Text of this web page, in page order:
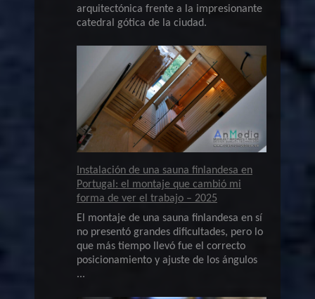
arquitectónica frente a la impresionante
catedral gótica de la ciudad.
Instalación de una sauna finlandesa en
Portugal: el montaje que cambió mi
forma de ver el trabajo – 2025
El montaje de una sauna finlandesa en sí
no presentó grandes dificultades, pero lo
que más tiempo llevó fue el correcto
posicionamiento y ajuste de los ángulos
...